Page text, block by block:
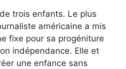
trois enfants. Le plus
américaine a mis
fixe pour sa progéniture
indépendance. Elle et
une enfance sans